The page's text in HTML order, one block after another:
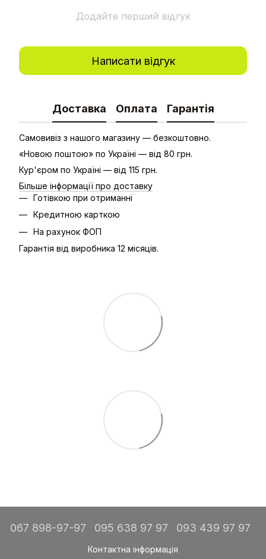
Додайте перший відгук
Написати відгук
Доставка Оплата Гарантія
Самовивіз з нашого магазину — безкоштовно.
«Новою поштою» по Україні — від 80 грн.
Кур'єром по Україні — від 115 грн.
Більше інформації про доставку
Готівкою при отриманні
Кредитною карткою
На рахунок ФОП
Гарантія від виробника 12 місяців.
067 898-97-97 095 638 97 97 093 439 97 97
Контактна інформація